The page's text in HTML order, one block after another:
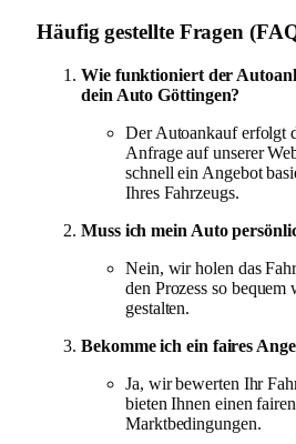
Häufig gestellte Fragen
Wie funktioniert der
dein Auto Göttingen?
Der Autoankauf erfolgt
Anfrage auf unserer
schnell ein Angebot
Ihres Fahrzeugs.
Muss ich mein Auto
Nein, wir holen das
den Prozess so
gestalten.
Bekomme ich ein faires
Ja, wir bewerten Ihr
bieten Ihnen einen
Marktbedingungen.